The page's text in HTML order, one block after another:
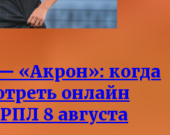
«Акрон»: когда
онлайн
8 августа